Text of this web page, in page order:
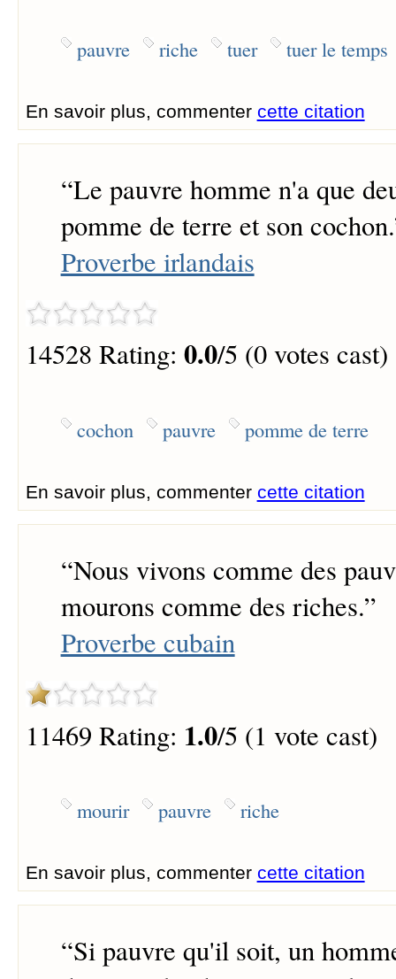
pauvre riche tuer tuer le temps
En savoir plus, commenter cette citation
“Le pauvre homme n'a que
pomme de terre et son cochon.
Proverbe irlandais
14528 Rating: 0.0/5 (0 votes cast)
cochon pauvre pomme de terre
En savoir plus, commenter cette citation
“Nous vivons comme des
mourons comme des riches.”
Proverbe cubain
11469 Rating: 1.0/5 (1 vote cast)
mourir pauvre riche
En savoir plus, commenter cette citation
“Si pauvre qu'il soit, un